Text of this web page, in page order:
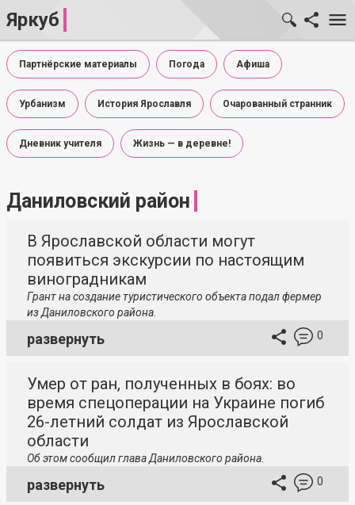
Яркуб
Партнёрские материалы Погода Афиша
Урбанизм История Ярославля Очарованный странник
Дневник учителя Жизнь — в деревне!
Даниловский район
В Ярославской области могут
появиться экскурсии по настоящим
виноградникам
Грант на создание туристического объекта подал фермер
из Даниловского района.
развернуть 0
Умер от ран, полученных в боях: во
время спецоперации на Украине погиб
26-летний солдат из Ярославской
области
Об этом сообщил глава Даниловского района.
развернуть 0